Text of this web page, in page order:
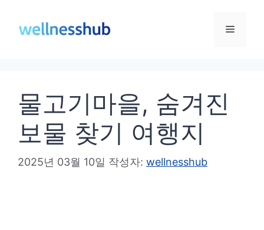
메
물고기마을, 숨겨진
보물 찾기 여행지
2025년 03월 10일 작성자: wellnesshub